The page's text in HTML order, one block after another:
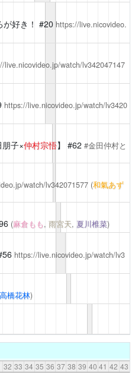
好き！ #20 https://live.nicovideo.
live.nicovideo.jp/watch/lv342047147
https://live.nicovideo.jp/watch/lv3420
朋子×仲村宗悟】 #62 #金田仲村と
watch/lv342071577 (和氣あず
(麻倉もも, 雨宮天, 夏川椎菜)
https://live.nicovideo.jp/watch/lv3
橋花林)
32 33 34 35 36 37 38 39 40 41 42 43